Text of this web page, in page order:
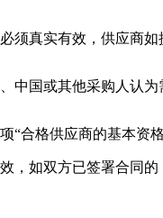
须真实有效，供应商
中国或其他采购人认
“合格供应商的基本资
，如双方已签署合同